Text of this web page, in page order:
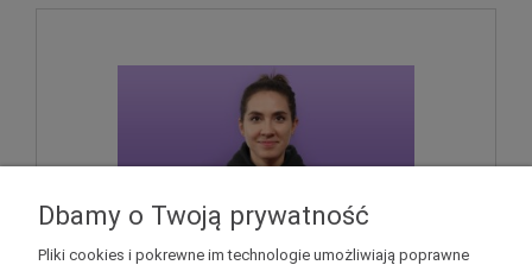
Dbamy o Twoją prywatność
Pliki cookies i pokrewne im technologie umożliwiają poprawne